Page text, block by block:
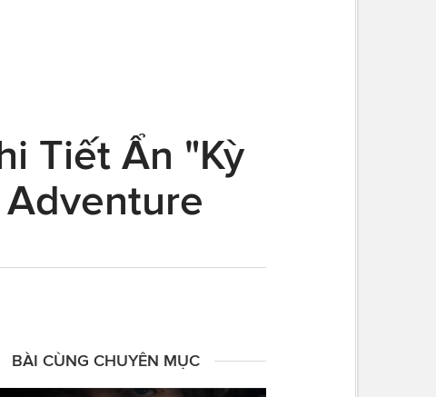
Tiết Ẩn "Kỳ
BÀI CÙNG CHUYÊN MỤC